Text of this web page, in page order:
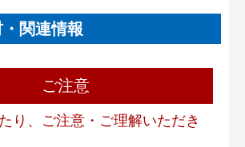
関連情報
ご注意
り、ご注意・ご理解いただき